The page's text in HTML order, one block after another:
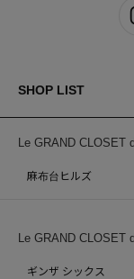
SHOP LIST
Le GRAND CLOSET
麻布台ヒルズ
Le GRAND CLOSET
ギンザ シックス